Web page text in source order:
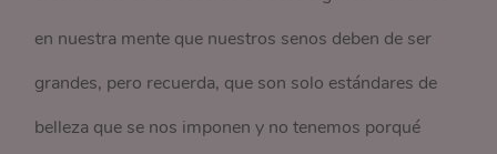
en nuestra mente que nuestros senos deben de ser
grandes, pero recuerda, que son solo estándares de
belleza que se nos imponen y no tenemos porqué